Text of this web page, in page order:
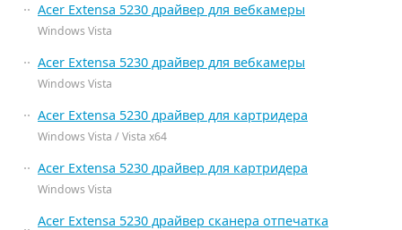
Acer Extensa 5230 драйвер для вебкамеры
Windows Vista
Acer Extensa 5230 драйвер для вебкамеры
Windows Vista
Acer Extensa 5230 драйвер для картридера
Windows Vista / Vista x64
Acer Extensa 5230 драйвер для картридера
Windows Vista
Acer Extensa 5230 драйвер сканера отпечатка